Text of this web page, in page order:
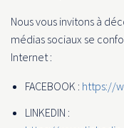
Nous vous invitons à
médias sociaux se
Internet :
FACEBOOK : https://
LINKEDIN :